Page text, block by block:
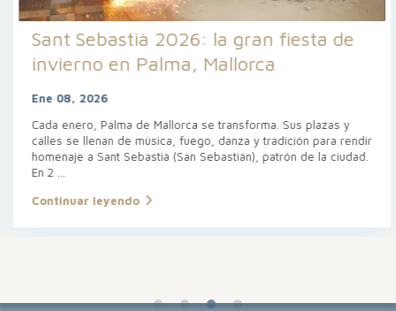
Sant Sebastià 2026: la gran fiesta de
invierno en Palma, Mallorca
Ene 08, 2026
Cada enero, Palma de Mallorca se transforma. Sus plazas y
calles se llenan de música, fuego, danza y tradición para rendir
homenaje a Sant Sebastià (San Sebastián), patrón de la ciudad.
En 2
Continuar leyendo